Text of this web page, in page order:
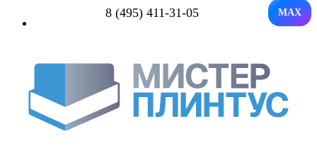
8 (495) 411-31-05 MAX